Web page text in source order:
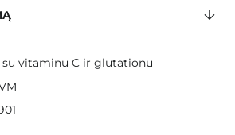
su vitaminu C ir glutationu